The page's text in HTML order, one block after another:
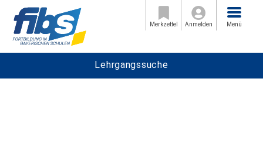
Merkzettel Anmelden
Menü
Menü
Lehrgangssuche